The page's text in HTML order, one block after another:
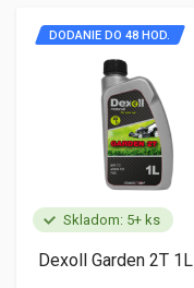
Skladom: 5+ ks
DODANIE DO 48 HOD.
Dexoll Garden 2T 1L